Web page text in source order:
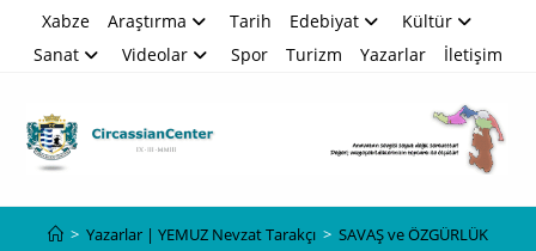
Xabze Araştırma Tarih Edebiyat
Kültür
Sanat
Videolar Spor Turizm Yazarlar İletişim
> Yazarlar | YEMUZ Nevzat Tarakçı > SAVAŞ ve ÖZGÜRLÜK